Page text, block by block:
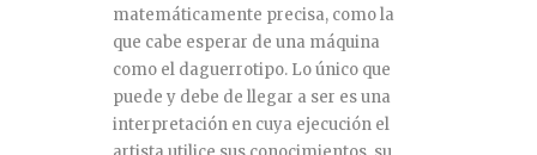
matemáticamente precisa, como la
que cabe esperar de una máquina
como el daguerrotipo. Lo único que
puede y debe de llegar a ser es una
interpretación en cuya ejecución el